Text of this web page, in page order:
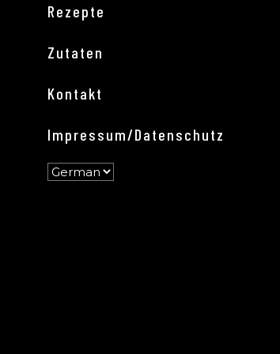
Rezepte
Zutaten
Kontakt
Impressum/Datenschutz